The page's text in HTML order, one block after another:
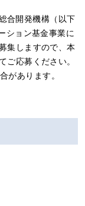
合開発機構（以下
ション基金事業に
集しますので、本
ご応募ください。
があります。